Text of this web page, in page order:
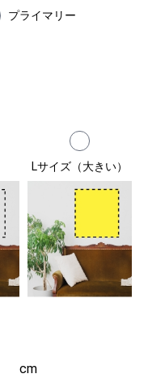
プライマリー
Lサイズ（大きい）
cm